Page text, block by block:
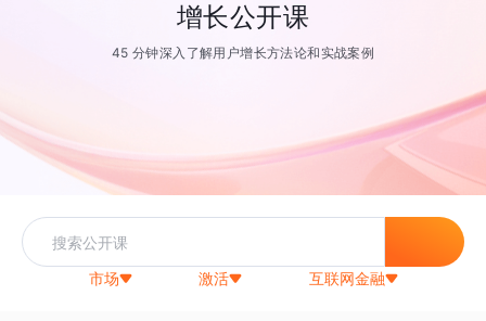
增长公开课
45 分钟深入了解用户增长方法论和实战案例
市场 激活 互联网金融